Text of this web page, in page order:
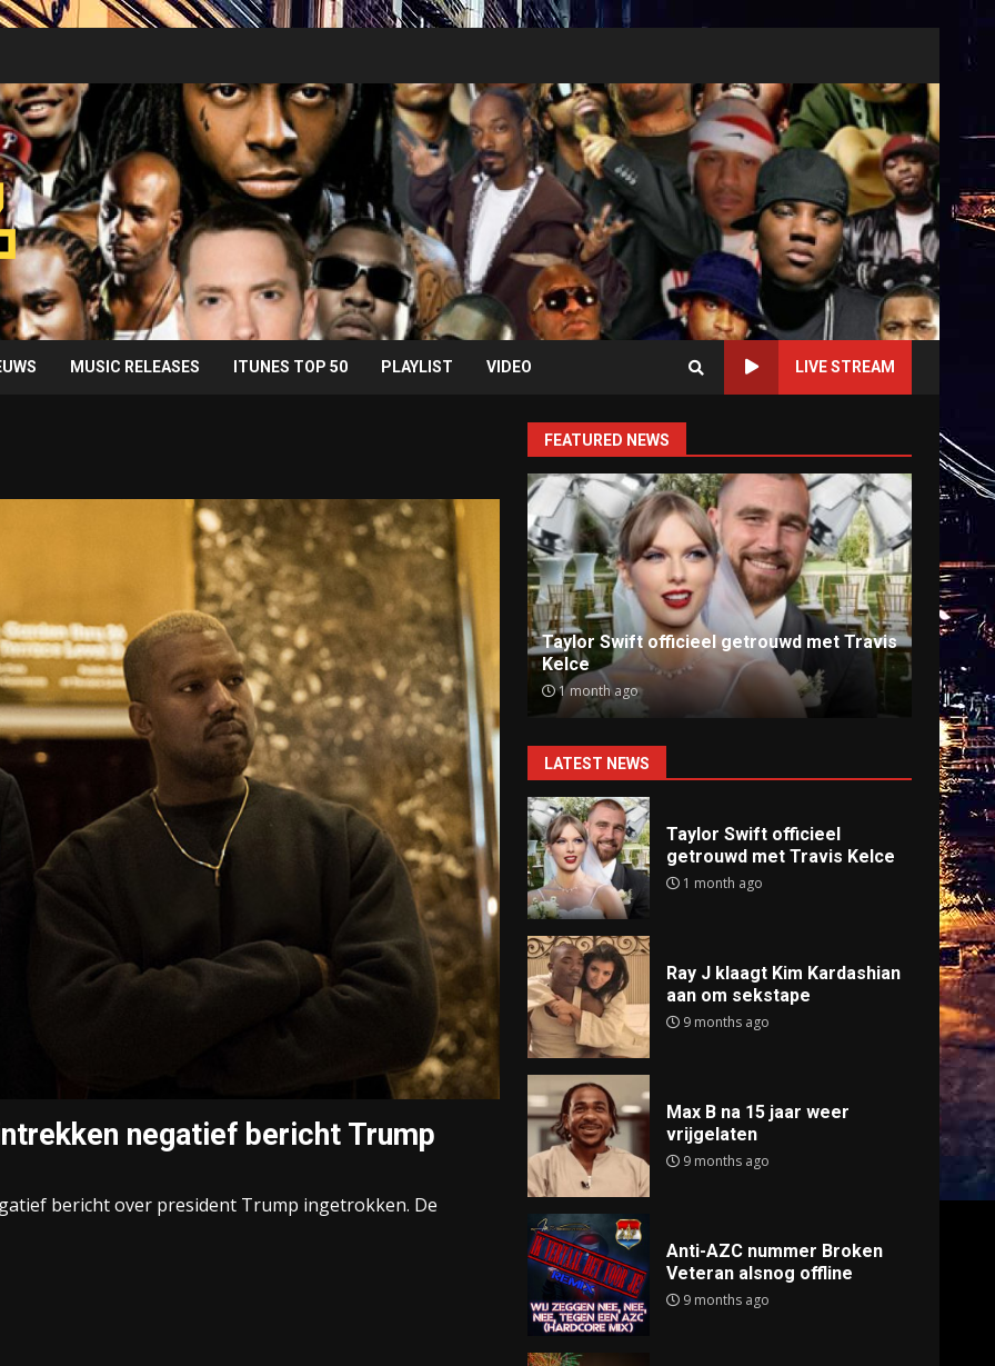
MUSIC RELEASES ITUNES TOP 50 PLAYLIST VIDEO LIVE STREAM
negatief bericht Trump
bericht over president Trump ingetrokken. De
FEATURED NEWS
Taylor Swift officieel getrouwd met Travis
Kelce
1 month ago
Ray J klaagt Kim Kardashian aan om
sekstape
9 months ago
Anti-
9
LATEST NEWS
Taylor Swift officieel
getrouwd met Travis Kelce
1 month ago
Ray J klaagt Kim Kardashian
aan om sekstape
9 months ago
Max B na 15 jaar weer
vrijgelaten
9 months ago
Anti-AZC nummer Broken
Veteran alsnog offline
9 months ago